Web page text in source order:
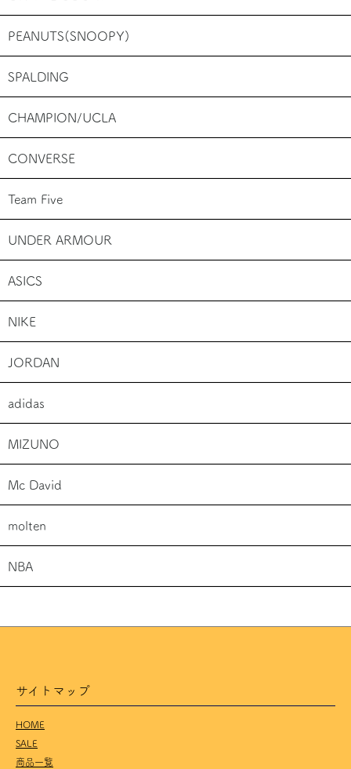
PEANUTS(SNOOPY)
SPALDING
CHAMPION/UCLA
CONVERSE
Team Five
UNDER ARMOUR
ASICS
NIKE
JORDAN
adidas
MIZUNO
Mc David
molten
NBA
サイトマップ
HOME
SALE
商品一覧